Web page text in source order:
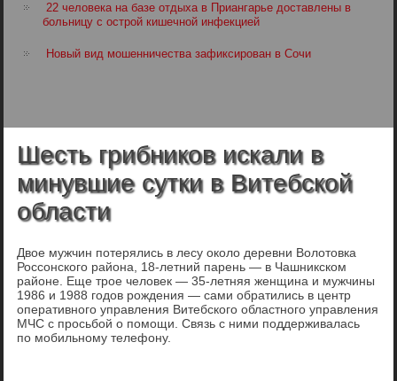
22 человека на базе отдыха в Приангарье доставлены в
больницу с острой кишечной инфекцией
Новый вид мошенничества зафиксирован в Сочи
Шесть грибников искали в
минувшие сутки в Витебской
области
Двое мужчин потерялись в лесу около деревни Волотовка
Россонского района, 18-летний парень — в Чашникском
районе. Еще трое человек — 35-летняя женщина и мужчины
1986 и 1988 годов рождения — сами обратились в центр
оперативного управления Витебского областного управления
МЧС с просьбой о помощи. Связь с ними поддерживалась
по мобильному телефону.